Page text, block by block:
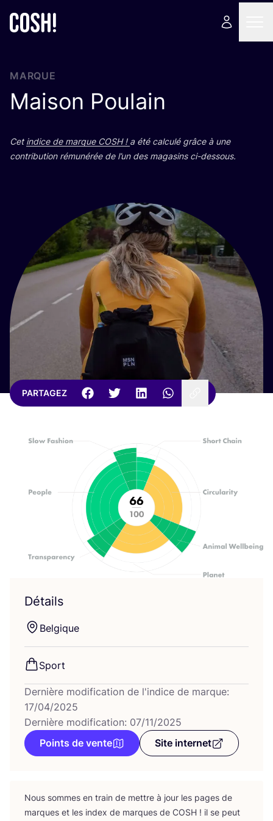
MARQUE
Maison Poulain
Cetindice de marque COSH! a été cal­cu­lé grâce à une
contri­bu­tion rému­né­rée de l’un des maga­sins ci-dessous.
PARTAGEZ
Détails
Bel­gique
Sport
Dernière modification de l'indice de marque:
17/04/2025
Dernière modification: 07/11/2025
Points de vente
Site internet
Nous sommes en train de mettre à jour les pages de
marques et les index de marques de COSH ! il se peut